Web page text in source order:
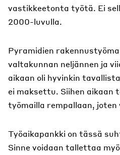
vastikkeetonta työtä. Ei
2000-luvulla.
Pyramidien
valtakunnan neljännen ja
aikaan oli hyvinkin
ei maksettu. Siihen aikaan
työmailla rempallaan,
Työaikapankki on tässä
Sinne voidaan tallettaa